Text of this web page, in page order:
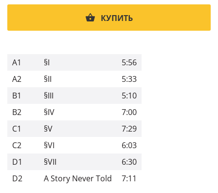
КУПИТЬ
A1 §I
5:56
A2
§II
5:33
B1
§III
5:10
B2
§IV
7:00
C1
§V
7:29
C2
§VI
6:03
D1
§VII
6:30
D2
A Story Never Told 7:11